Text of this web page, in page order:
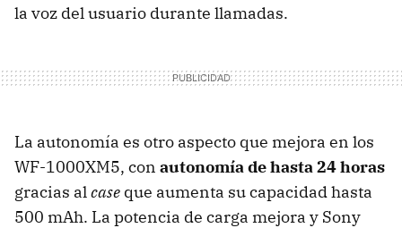
la voz del usuario durante llamadas.
La autonomía es otro aspecto que mejora en los
WF-1000XM5, con autonomía de hasta 24 horas
gracias alcase que aumenta su capacidad hasta
500 mAh. La potencia de carga mejora y Sony